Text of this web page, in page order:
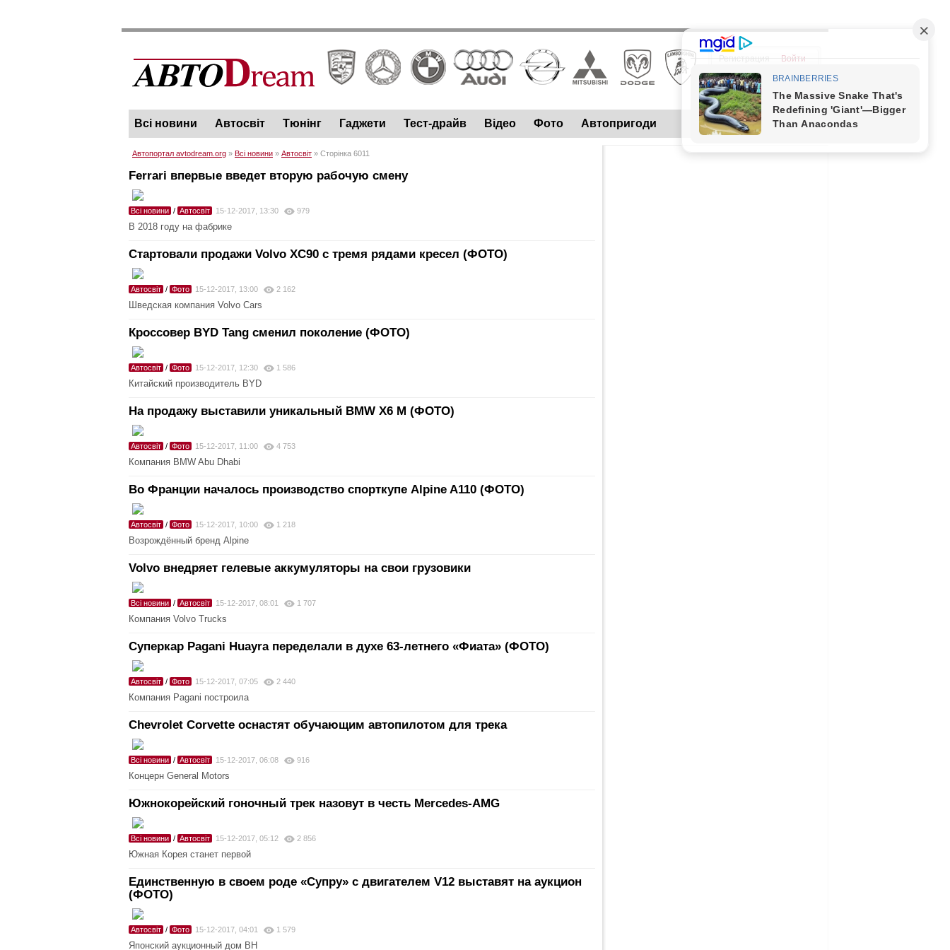
Регистрация Войти
Всі новини Автосвіт Тюнінг Гаджети Тест-драйв Відео Фото Автопригоди
Автопортал avtodream.org » Всі новини » Автосвіт » Сторінка 6011
Ferrari впервые введет вторую рабочую смену
Всі новини / Автосвіт 15-12-2017, 13:30 979
В 2018 году на фабрике
Стартовали продажи Volvo XC90 с тремя рядами кресел (ФОТО)
Автосвіт / Фото 15-12-2017, 13:00 2 162
Шведская компания Volvo Cars
Кроссовер BYD Tang сменил поколение (ФОТО)
Автосвіт / Фото 15-12-2017, 12:30 1 586
Китайский производитель BYD
На продажу выставили уникальный BMW X6 M (ФОТО)
Автосвіт / Фото 15-12-2017, 11:00 4 753
Компания BMW Abu Dhabi
Во Франции началось производство спорткупе Alpine A110 (ФОТО)
Автосвіт / Фото 15-12-2017, 10:00 1 218
Возрождённый бренд Alpine
Volvo внедряет гелевые аккумуляторы на свои грузовики
Всі новини / Автосвіт 15-12-2017, 08:01 1 707
Компания Volvo Trucks
Суперкар Pagani Huayra переделали в духе 63-летнего «Фиата» (ФОТО)
Автосвіт / Фото 15-12-2017, 07:05 2 440
Компания Pagani построила
Chevrolet Corvette оснастят обучающим автопилотом для трека
Всі новини / Автосвіт 15-12-2017, 06:08 916
Концерн General Motors
Южнокорейский гоночный трек назовут в честь Mercedes-AMG
Всі новини / Автосвіт 15-12-2017, 05:12 2 856
Южная Корея станет первой
Единственную в своем роде «Супру» с двигателем V12 выставят на аукцион
(ФОТО)
Автосвіт / Фото 15-12-2017, 04:01 1 579
Японский аукционный дом BH